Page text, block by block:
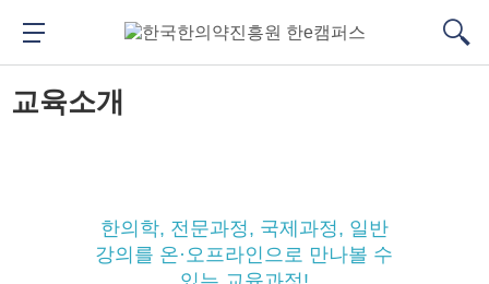
가
가
메뉴 버튼
교육소개
한의학, 전문과정, 국제과정, 일반
강의를 온·오프라인으로 만나볼 수